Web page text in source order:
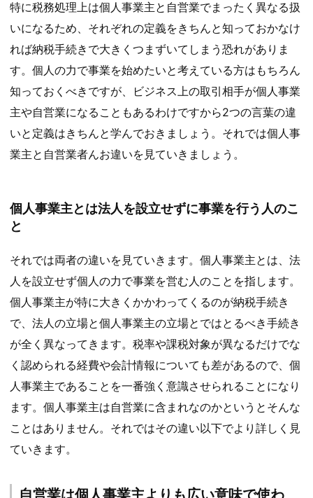
特に税務処理上は個人事業主と自営業でまったく異なる扱
いになるため、それぞれの定義をきちんと知っておかなけ
れば納税手続きで大きくつまずいてしまう恐れがありま
す。個人の力で事業を始めたいと考えている方はもちろん
知っておくべきですが、ビジネス上の取引相手が個人事業
主や自営業になることもあるわけですから2つの言葉の違
いと定義はきちんと学んでおきましょう。それでは個人事
業主と自営業者んお違いを見ていきましょう。
個人事業主とは法人を設立せずに事業を行う人のこ
と
それでは両者の違いを見ていきます。個人事業主とは、法
人を設立せず個人の力で事業を営む人のことを指します。
個人事業主が特に大きくかかわってくるのが納税手続き
で、法人の立場と個人事業主の立場とではとるべき手続き
が全く異なってきます。税率や課税対象が異なるだけでな
く認められる経費や会計情報についても差があるので、個
人事業主であることを一番強く意識させられることになり
ます。個人事業主は自営業に含まれなのかというとそんな
ことはありません。それではその違い以下でより詳しく見
ていきます。
自営業は個人事業主よりも広い意味で使わ